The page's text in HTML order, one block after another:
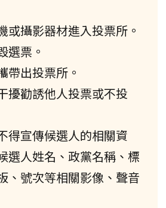
或攝影器材進入投票所。
選票。
帶出投票所。
擾勸誘他人投票或不投
得宣傳候選人的相關資
選人姓名、政黨名稱、標
、號次等相關影像、聲音